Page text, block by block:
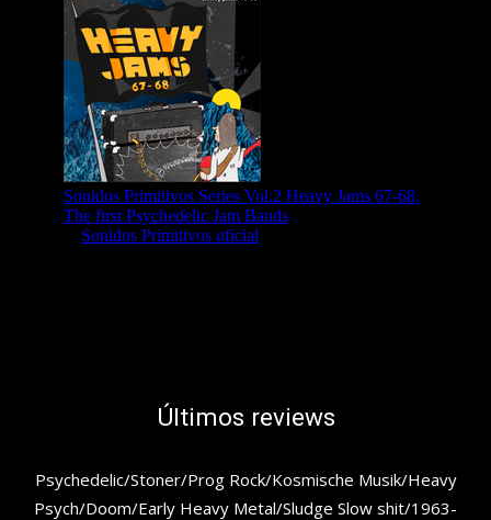
Últimos reviews
Psychedelic/Stoner/Prog Rock/Kosmische Musik/Heavy
Psych/Doom/Early Heavy Metal/Sludge Slow shit/1963-